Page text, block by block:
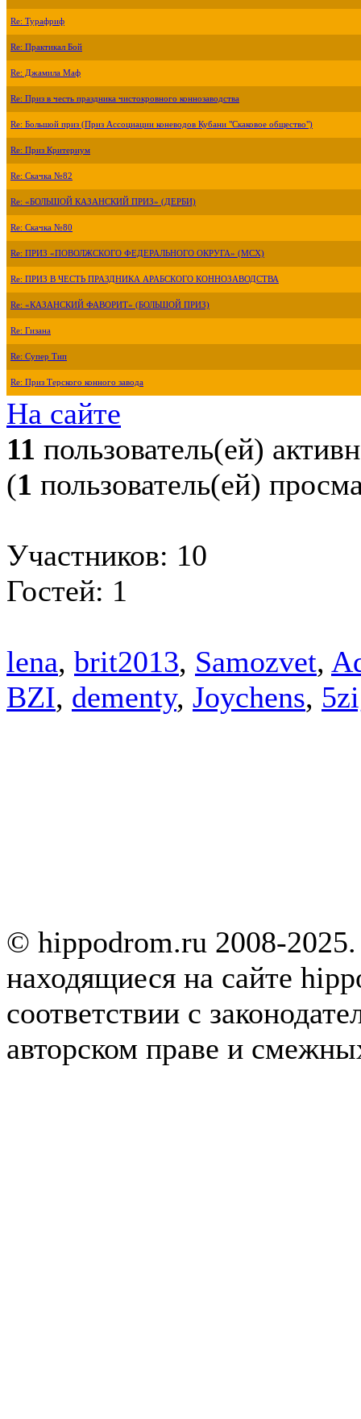
Re: Турафриф
Re: Практикал Бой
Re: Джамила Маф
Re: Приз в честь праздника чистокровного коннозаводства
Re: Большой приз (Приз Ассоциации коневодов Кубани "Скаковое общество")
Re: Приз Критериум
Re: Скачка №82
Re: «БОЛЬШОЙ КАЗАНСКИЙ ПРИЗ» (ДЕРБИ)
Re: Скачка №80
Re: ПРИЗ «ПОВОЛЖСКОГО ФЕДЕРАЛЬНОГО ОКРУГА» (МСХ)
Re: ПРИЗ В ЧЕСТЬ ПРАЗДНИКА АРАБСКОГО КОННОЗАВОДСТВА
Re: «КАЗАНСКИЙ ФАВОРИТ» (БОЛЬШОЙ ПРИЗ)
Re: Гизана
Re: Супер Тип
Re: Приз Терского конного завода
На сайте
11 пользователь(ей)
(1 пользователь(ей)
Участников: 10
Гостей: 1
lena, brit2013, Samozvet,
BZI, dementy, Joychens,
© hippodrom.ru 2008-
находящиеся на сайте
соответствии с
авторском праве и